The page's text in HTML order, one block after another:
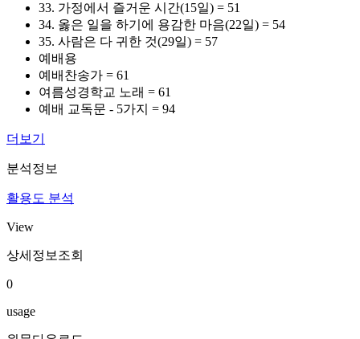
33. 가정에서 즐거운 시간(15일) = 51
34. 옳은 일을 하기에 용감한 마음(22일) = 54
35. 사람은 다 귀한 것(29일) = 57
예배용
예배찬송가 = 61
여름성경학교 노래 = 61
예배 교독문 - 5가지 = 94
더보기
분석정보
활용도 분석
View
상세정보조회
0
usage